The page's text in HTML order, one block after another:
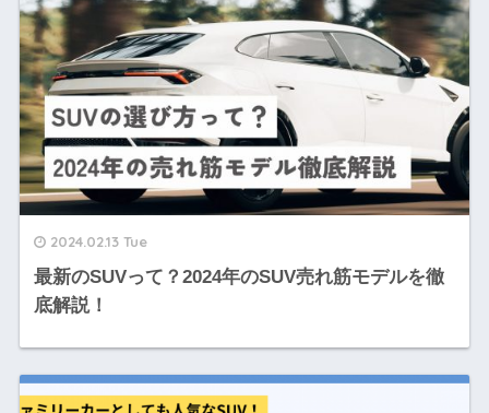
2024.02.13 Tue
最新のSUVって？2024年のSUV売れ筋モデルを徹
底解説！